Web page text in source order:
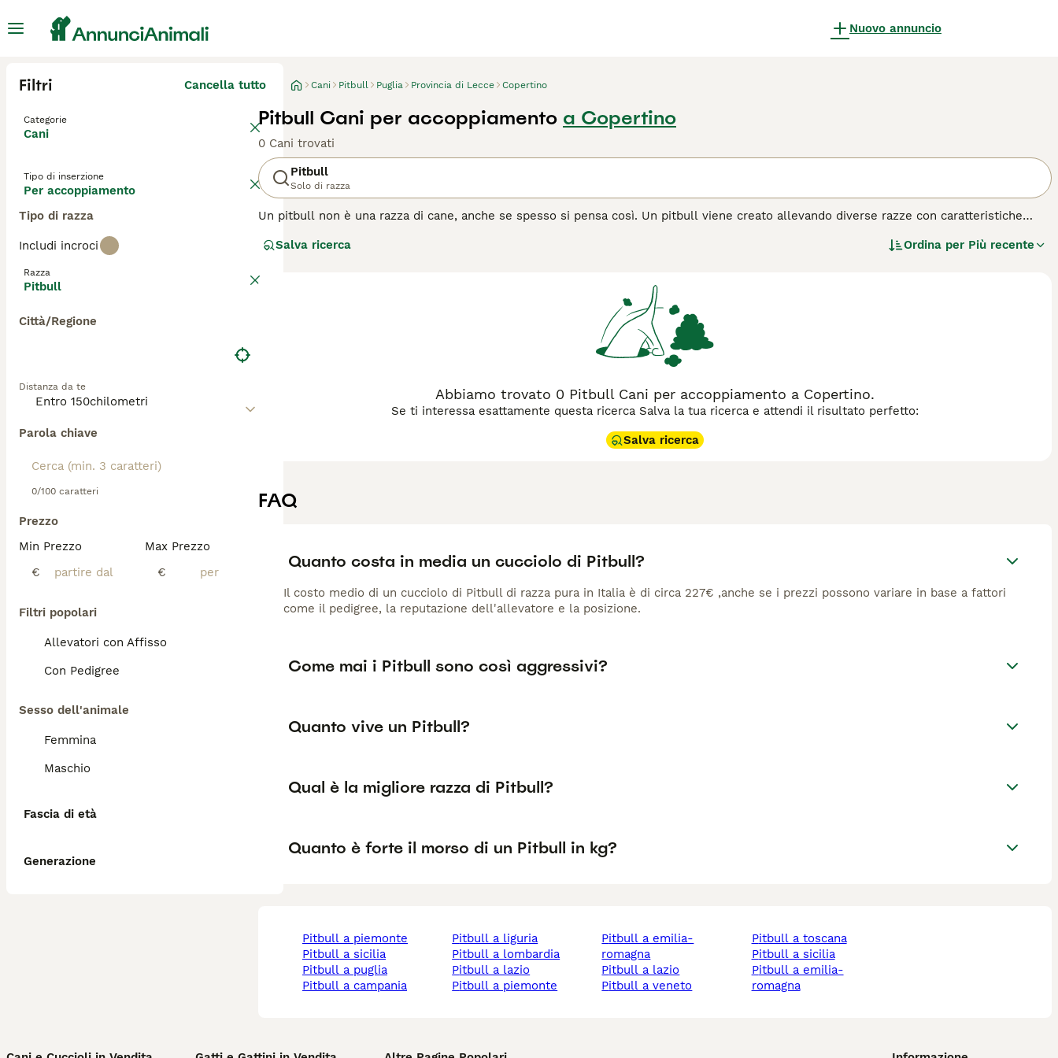
Nuovo annuncio
Filtri Cancella tutto
Categorie
Cani
Tipo di inserzione
Per accoppiamento
Tipo di razza
Includi incroci
Razza
Pitbull
Città/Regione
Distanza da te
Parola chiave
0/100 caratteri
Prezzo
Min Prezzo
€
Max Prezzo
€
Filtri popolari
Allevatori con Affisso
Con Pedigree
Sesso dell'animale
Femmina
Maschio
Fascia di età
Generazione
Cani Pitbull Puglia Provincia di Lecce Copertino
Pitbull Cani per accoppiamento a Copertino
0 Cani trovati
Pitbull
Solo di razza
Un pitbull non è una razza di cane, anche se spesso si pensa così. Un pitbull viene creato allevando diverse razze con caratteristiche
Terrier, lo Staffordshire Bull Terrier, il Dogo Argentino, il Bull Terrier e il Bulldog sono utilizzati per creare incroci di razza non registrati.
Salva ricerca Ordina per Più recente
Abbiamo trovato 0 Pitbull Cani per accoppiamento a Copertino.
Se ti interessa esattamente questa ricerca Salva la tua ricerca e attendi il risultato perfetto:
Salva ricerca
FAQ
Quanto costa in media un cucciolo di Pitbull?
Il costo medio di un cucciolo di Pitbull di razza pura in Italia è di circa 227€ ,anche se i prezzi possono variare in base a fattori
come il pedigree, la reputazione dell'allevatore e la posizione.
Come mai i Pitbull sono così aggressivi?
Quanto vive un Pitbull?
Qual è la migliore razza di Pitbull?
Quanto è forte il morso di un Pitbull in kg?
pitbull a piemonte
pitbull a sicilia
pitbull a puglia
pitbull a campania
pitbull a liguria
pitbull a lombardia
pitbull a lazio
pitbull a piemonte
pitbull a emilia-
romagna
pitbull a lazio
pitbull a veneto
pitbull a toscana
pitbull a sicilia
pitbull a emilia-
romagna